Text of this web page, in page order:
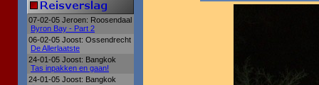
07-02-05 Jeroen: Roosendaal
Byron Bay - Part 2
06-02-05 Joost: Ossendrecht
De Allerlaatste
24-01-05 Joost: Bangkok
Tas inpakken en gaan!
24-01-05 Joost: Bangkok